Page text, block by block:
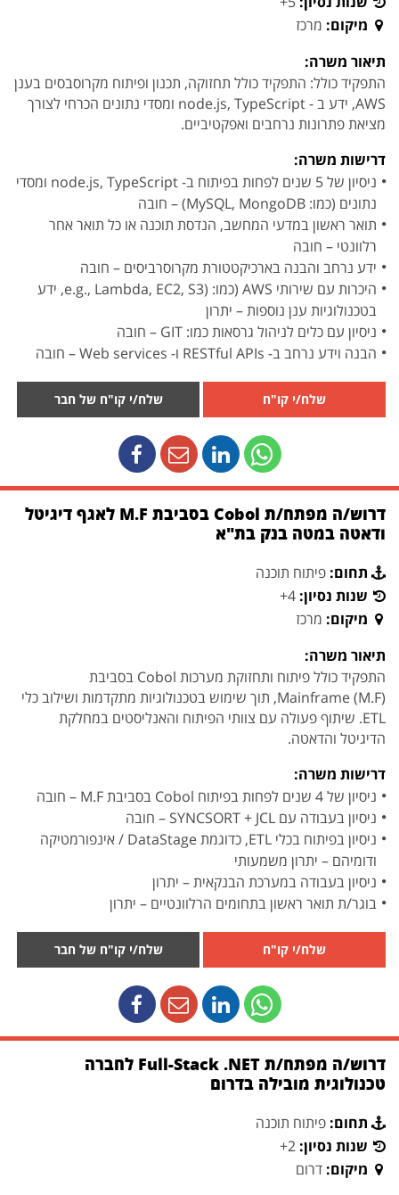
מיקום: מרכז
תיאור משרה:
התפקיד כולל: התפקיד כולל תחזוקה, תכנון ופיתוח מקרוסבסים בענן
AWS, ידע ב - node.js, TypeScript ומסדי נתונים הכרחי לצורך
מציאת פתרונות נרחבים ואפקטיביים.
דרישות משרה:
ניסיון של 5 שנים לפחות בפיתוח ב- node.js, TypeScript ומסדי
נתונים (כמו: MySQL, MongoDB) – חובה
תואר ראשון במדעי המחשב, הנדסת תוכנה או כל תואר אחר
רלוונטי – חובה
ידע נרחב והבנה בארכיקטטורת מקרוסרביסים – חובה
היכרות עם שירותי AWS (כמו: (e.g., Lambda, EC2, S3, ידע
בטכנולוגיות ענן נוספות – יתרון
ניסיון עם כלים לניהול גרסאות כמו: GIT – חובה
הבנה וידע נרחב ב- RESTful APIs ו- Web services – חובה
שלח/י קו"ח שלח/י קו"ח של חבר
דרוש/ה מפתח/ת Cobol בסביבת M.F לאגף דיגיטל
ודאטה במטה בנק בת"א
תחום: פיתוח תוכנה
שנות נסיון: 4+
מיקום: מרכז
תיאור משרה:
התפקיד כולל פיתוח ותחזוקת מערכות Cobol בסביבת
Mainframe (M.F), תוך שימוש בטכנולוגיות מתקדמות ושילוב כלי
ETL. שיתוף פעולה עם צוותי הפיתוח והאנליסטים במחלקת
הדיגיטל והדאטה.
דרישות משרה:
ניסיון של 4 שנים לפחות בפיתוח Cobol בסביבת M.F – חובה
ניסיון בעבודה עם SYNCSORT + JCL – חובה
ניסיון בפיתוח בכלי ETL, כדוגמת DataStage / אינפורמטיקה
ודומיהם – יתרון משמעותי
ניסיון בעבודה במערכת הבנקאית – יתרון
בוגר/ת תואר ראשון בתחומים הרלוונטיים – יתרון
שלח/י קו"ח שלח/י קו"ח של חבר
דרוש/ה מפתח/ת Full-Stack .NET לחברה
טכנולוגית מובילה בדרום
תחום: פיתוח תוכנה
שנות נסיון: 2+
מיקום: דרום